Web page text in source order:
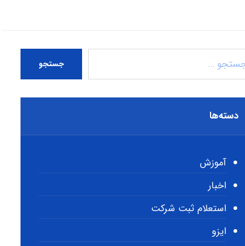
جستجو
دسته‌ها
آموزش
اخبار
استعلام ثبت شرکت
ایزو